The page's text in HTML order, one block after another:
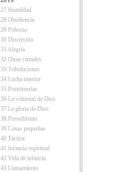
27 Humildad
28 Obediencia
29 Pobreza
30 Discreción
31 Alegría
32 Otras virtudes
33 Tribulaciones
34 Lucha interior
35 Postrimerías
36 La voluntad de Dios
37 La gloria de Dios
38 Proselitismo
39 Cosas pequeñas
40 Táctica
41 Infancia espiritual
42 Vida de infancia
43 Llamamiento